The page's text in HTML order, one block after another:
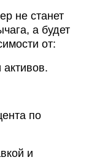
не станет
а будет
от:
по
и